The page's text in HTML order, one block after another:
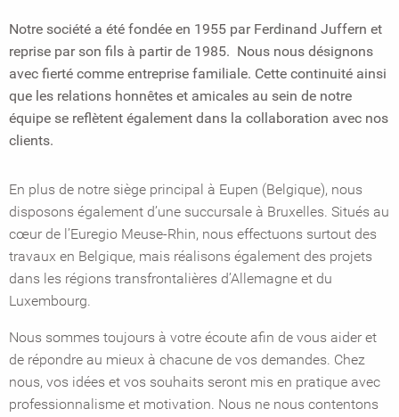
Notre société a été fondée en 1955 par Ferdinand Juffern et
reprise par son fils à partir de 1985. Nous nous désignons
avec fierté comme entreprise familiale. Cette continuité ainsi
que les relations honnêtes et amicales au sein de notre
équipe se reflètent également dans la collaboration avec nos
clients.
En plus de notre siège principal à Eupen (Belgique), nous
disposons également d’une succursale à Bruxelles. Situés au
cœur de l’Euregio Meuse-Rhin, nous effectuons surtout des
travaux en Belgique, mais réalisons également des projets
dans les régions transfrontalières d’Allemagne et du
Luxembourg.
Nous sommes toujours à votre écoute afin de vous aider et
de répondre au mieux à chacune de vos demandes. Chez
nous, vos idées et vos souhaits seront mis en pratique avec
professionnalisme et motivation. Nous ne nous contentons